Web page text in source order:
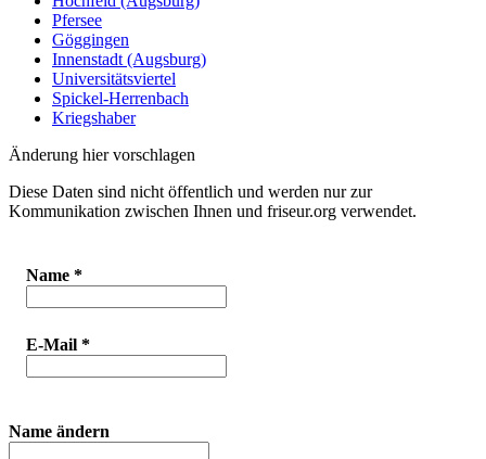
Pfersee
Göggingen
Innenstadt (Augsburg)
Universitätsviertel
Spickel-Herrenbach
Kriegshaber
Änderung hier vorschlagen
Diese Daten sind nicht öffentlich und werden nur zur
Kommunikation zwischen Ihnen und friseur.org verwendet.
Name *
E-Mail *
Name ändern